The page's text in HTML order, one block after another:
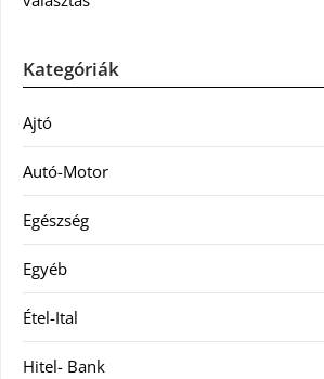
Kategóriák
Ajtó
Autó-Motor
Egészség
Egyéb
Étel-Ital
Hitel- Bank